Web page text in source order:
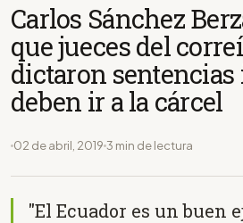
Carlos Sánchez
que jueces del
dictaron sentencias
deben ir a la cárcel
02 de abril, 2019 3 min de lectura
"El Ecuador es un buen